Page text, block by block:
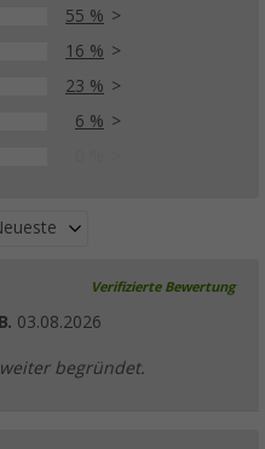
55 %
16 %
23 %
6 %
Verifizierte Bewertung
03.08.2026
begründet.